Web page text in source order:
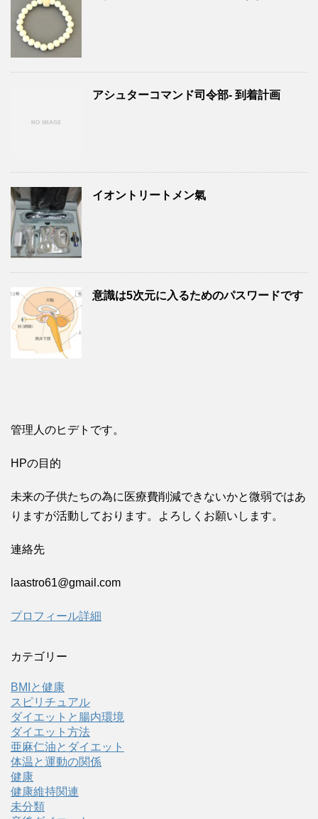
アシュターコマンド司令部- 到着計画
イオントリートメン氣
意識は5次元に入るためのパスワードです
管理人のヒデトです。
HPの目的
未来の子供たちの為に医療費削減できないかと微弱ではあ
りますが活動しております。よろしくお願いします。
連絡先
laastro61@gmail.com
プロフィール詳細
カテゴリー
BMIと健康
スピリチュアル
ダイエットと腸内環境
ダイエット方法
亜麻仁油とダイエット
体温と運動の関係
健康
健康維持関連
未分類